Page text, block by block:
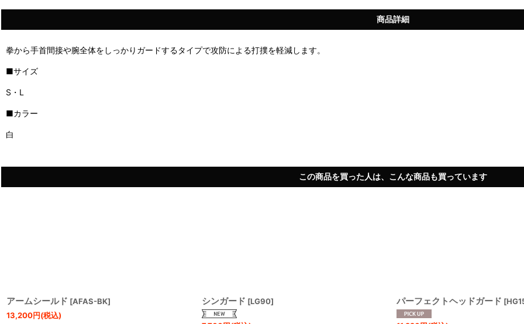
商品詳細
拳から手首間接や腕全体をしっかりガードするタイプで攻防による打撲を軽減します。
■サイズ
S・L
■カラー
白
この商品を買った人は、こんな商品も買っています
アームシールド [AFAS-BK]
13,200円(税込)
シンガード [LG90] パーフェクトヘッドガード [